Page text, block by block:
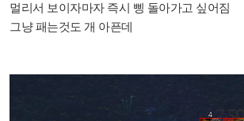
멀리서 보이자마자 즉시 삥 돌아가고 싶어짐
그냥 패는것도 개 아픈데